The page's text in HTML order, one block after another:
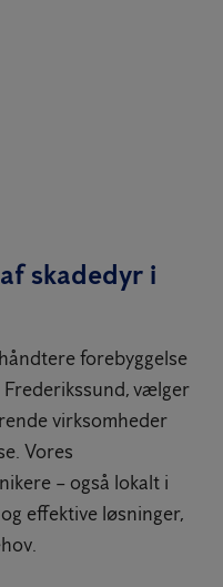
skadedyr i
forebyggelse
vælger
virksomheder
Vores
– også lokalt i
effektive løsninger,